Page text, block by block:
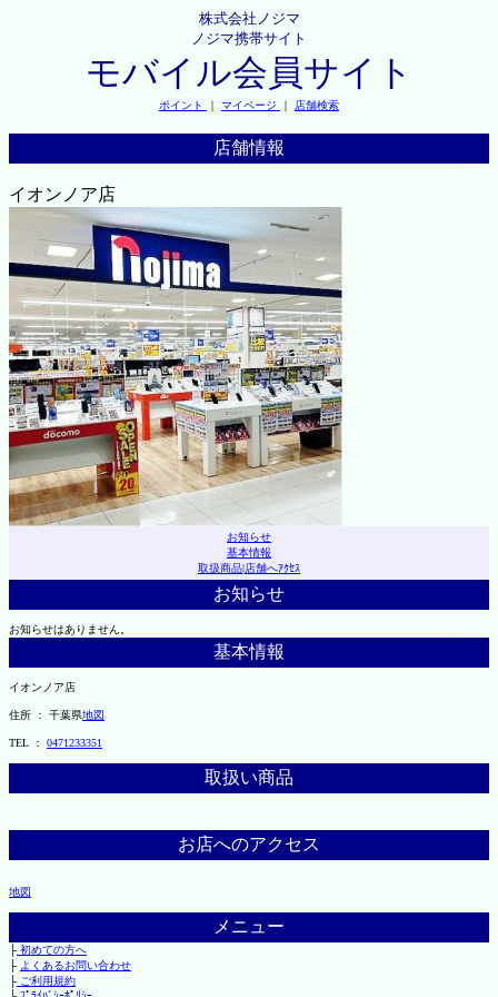
株式会社ノジマ
ノジマ携帯サイト
モバイル会員サイト
ポイント ｜ マイページ ｜ 店舗検索
店舗情報
イオンノア店
お知らせ
基本情報
取扱商品|店舗へｱｸｾｽ
お知らせ
お知らせはありません。
基本情報
イオンノア店
住所 ： 千葉県地図
TEL ： 0471233351
取扱い商品
お店へのアクセス
地図
メニュー
├初めての方へ
├ よくあるお問い合わせ
├ご利用規約